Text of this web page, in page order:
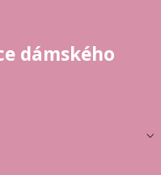
dámského